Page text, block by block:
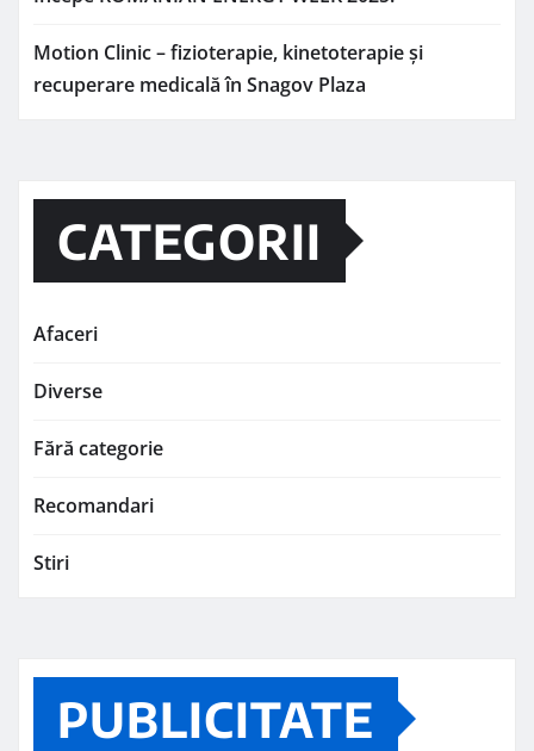
Motion Clinic – fizioterapie, kinetoterapie și
recuperare medicală în Snagov Plaza
CATEGORII
Afaceri
Diverse
Fără categorie
Recomandari
Stiri
PUBLICITATE